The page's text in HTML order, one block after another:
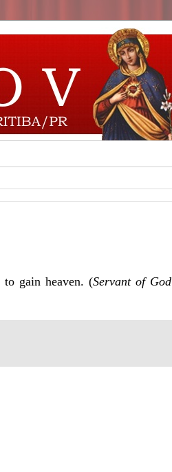
gain heaven. (Servant of God